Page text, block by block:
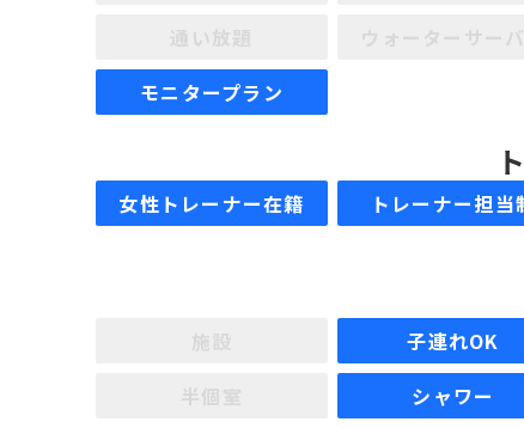
モニタープラン
女性トレーナー在籍 トレーナー担当
子連れOK
シャワー